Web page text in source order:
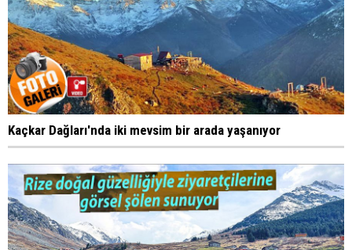
Kaçkar Dağları'nda iki mevsim bir arada yaşanıyor